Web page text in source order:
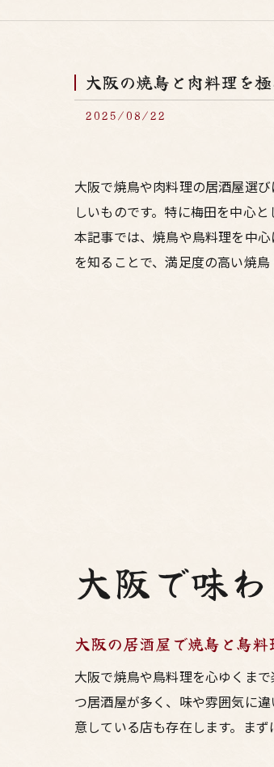
大阪の焼鳥と肉料理を
2025/08/22
大阪で焼鳥や肉料理の居酒屋選
しいものです。特に梅田を中心
本記事では、焼鳥や鳥料理を中
を知ることで、満足度の高い焼
大阪で味
大阪の居酒屋で焼鳥と鳥
大阪で焼鳥や鳥料理を心ゆくま
つ居酒屋が多く、味や雰囲気に
意している店も存在します。ま